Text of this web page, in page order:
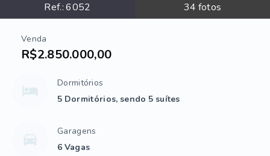
Ref.:6052 34 fotos
Venda
R$2.850.000,00
Dormitórios
5 Dormitórios, sendo 5 suítes
Garagens
6 Vagas